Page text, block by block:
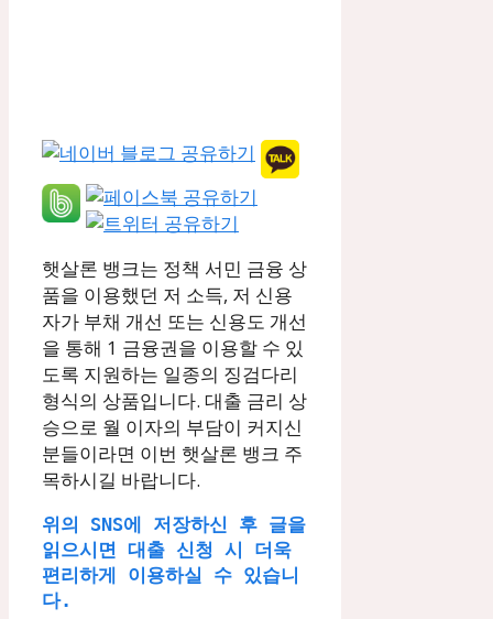
햇살론 뱅크는 정책 서민 금융 상
품을 이용했던 저 소득, 저 신용
자가 부채 개선 또는 신용도 개선
을 통해 1 금융권을 이용할 수 있
도록 지원하는 일종의 징검다리
형식의 상품입니다. 대출 금리 상
승으로 월 이자의 부담이 커지신
분들이라면 이번 햇살론 뱅크 주
목하시길 바랍니다.
위의 SNS에 저장하신 후 글을
읽으시면 대출 신청 시 더욱
편리하게 이용하실 수 있습니
다.